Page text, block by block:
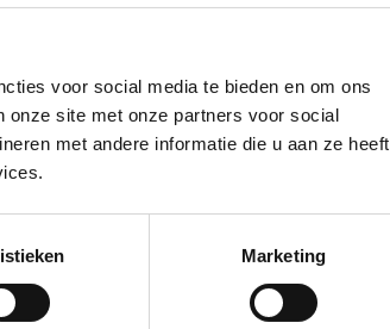
voor social media te bieden en om ons
onze site met onze partners voor social
met andere informatie die u aan ze heeft
Marketing